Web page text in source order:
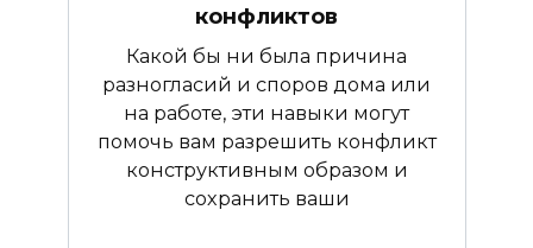
конфликтов
Какой бы ни была причина
разногласий и споров дома или
на работе, эти навыки могут
помочь вам разрешить конфликт
конструктивным образом и
сохранить ваши